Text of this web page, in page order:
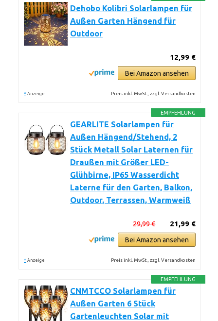
Dehobo Kolibri Solarlampen für
Außen Garten Hängend für
Outdoor
12,99 €
Bei Amazon ansehen
* Anzeige Preis inkl. MwSt., zzgl. Versandkosten
EMPFEHLUNG
GEARLITE Solarlampen für
Außen Hängend/Stehend, 2
Stück Metall Solar Laternen für
Draußen mit Größer LED-
Glühbirne, IP65 Wasserdicht
Laterne für den Garten, Balkon,
Outdoor, Terrassen, Warmweiß
21,99 €
29,99 €
Bei Amazon ansehen
* Anzeige Preis inkl. MwSt., zzgl. Versandkosten
EMPFEHLUNG
CNMTCCO Solarlampen für
Außen Garten 6 Stück
Gartenleuchten Solar mit